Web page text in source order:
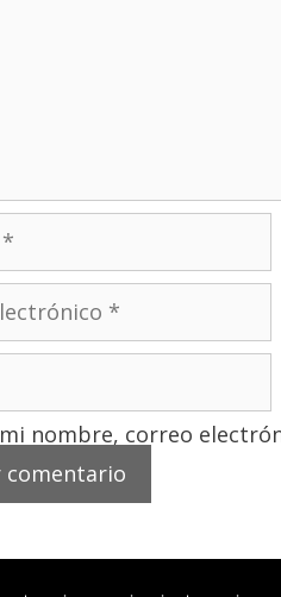
nombre, correo